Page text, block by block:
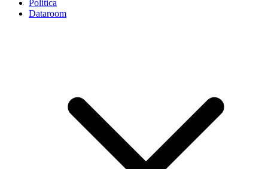
Politica
Dataroom